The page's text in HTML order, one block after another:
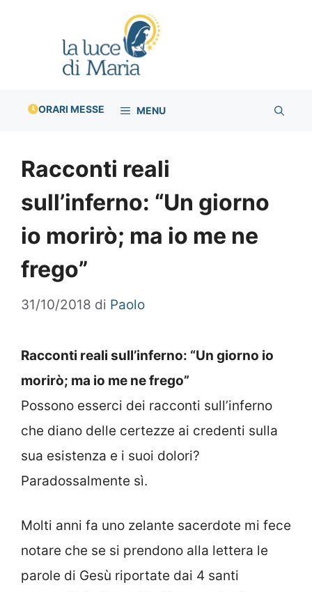
ORARI MESSE MENU
Racconti reali
sull’inferno: “Un giorno
io morirò; ma io me ne
frego”
31/10/2018 di Paolo
Racconti reali sull’inferno: “Un giorno io
morirò; ma io me ne frego”
Possono esserci dei racconti sull’inferno
che diano delle certezze ai credenti sulla
sua esistenza e i suoi dolori?
Paradossalmente sì.
Molti anni fa uno zelante sacerdote mi fece
notare che se si prendono alla lettera le
parole di Gesù riportate dai 4 santi